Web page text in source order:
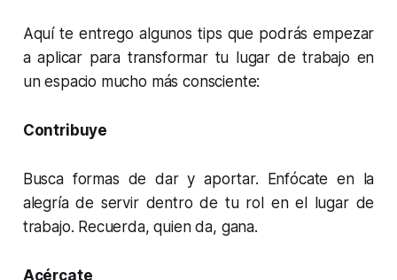
Aquí te entrego algunos tips que podrás empezar
a aplicar para transformar tu lugar de trabajo en
un espacio mucho más consciente:
Contribuye
Busca formas de dar y aportar. Enfócate en la
alegría de servir dentro de tu rol en el lugar de
trabajo. Recuerda, quien da, gana.
Acércate